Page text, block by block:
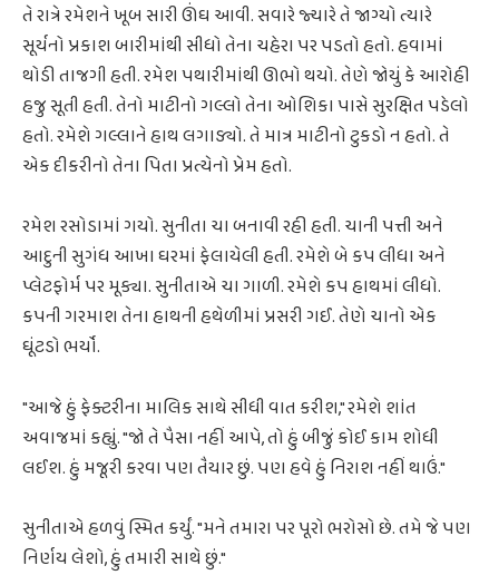
તે રાત્રે રમેશને ખૂબ સારી ઊંઘ આવી. સવારે જ્યારે તે જાગ્યો ત્યારે
સૂર્યનો પ્રકાશ બારીમાંથી સીધો તેના ચહેરા પર પડતો હતો. હવામાં
થોડી તાજગી હતી. રમેશ પથારીમાંથી ઊભો થયો. તેણે જોયું કે આરોહી
હજુ સૂતી હતી. તેનો માટીનો ગલ્લો તેના ઓશિકા પાસે સુરક્ષિત પડેલો
હતો. રમેશે ગલ્લાને હાથ લગાડ્યો. તે માત્ર માટીનો ટુકડો ન હતો. તે
એક દીકરીનો તેના પિતા પ્રત્યેનો પ્રેમ હતો.
રમેશ રસોડામાં ગયો. સુનીતા ચા બનાવી રહી હતી. ચાની પત્તી અને
આદુની સુગંધ આખા ઘરમાં ફેલાયેલી હતી. રમેશે બે કપ લીધા અને
પ્લેટફોર્મ પર મૂક્યા. સુનીતાએ ચા ગાળી. રમેશે કપ હાથમાં લીધો.
કપની ગરમાશ તેના હાથની હથેળીમાં પ્રસરી ગઈ. તેણે ચાનો એક
ઘૂંટડો ભર્યો.
"આજે હું ફેક્ટરીના માલિક સાથે સીધી વાત કરીશ," રમેશે શાંત
અવાજમાં કહ્યું. "જો તે પૈસા નહીં આપે, તો હું બીજું કોઈ કામ શોધી
લઈશ. હું મજૂરી કરવા પણ તૈયાર છું. પણ હવે હું નિરાશ નહીં થાઉં."
સુનીતાએ હળવું સ્મિત કર્યું. "મને તમારા પર પૂરો ભરોસો છે. તમે જે પણ
નિર્ણય લેશો, હું તમારી સાથે છું."